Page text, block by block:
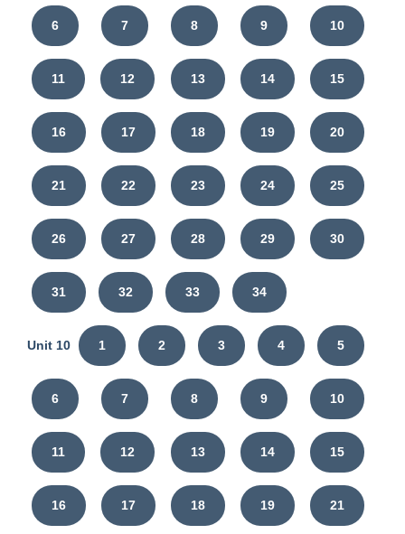
6 7 8 9 10
11 12 13 14 15
16 17 18 19 20
21 22 23 24 25
26 27 28 29 30
31 32 33 34
Unit 10 1 2 3 4 5
6 7 8 9 10
11 12 13 14 15
16 17 18 19 21